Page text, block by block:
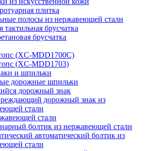
плитка
полосы из нержавеющей стали
тактильная брусчатка
брусчатка
(XC-MDD1700C)
(XC-MDD1703)
и шпильки
дорожные шпильки
дорожный знак
дорожный знак из
стали
стали
болтик из нержавеющей стали
автоматический болтик из
стали